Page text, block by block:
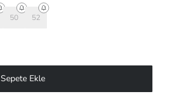
50 52
Sepete Ekle